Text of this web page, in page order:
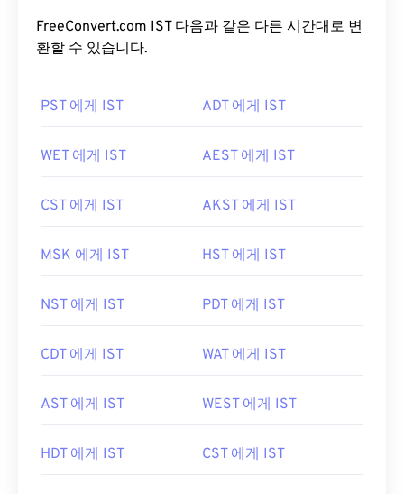
FreeConvert.com IST 다음과 같은 다른 시간대로 변
환할 수 있습니다.
PST 에게 IST ADT 에게 IST
WET 에게 IST AEST 에게 IST
CST 에게 IST AKST 에게 IST
MSK 에게 IST HST 에게 IST
NST 에게 IST PDT 에게 IST
CDT 에게 IST WAT 에게 IST
AST 에게 IST WEST 에게 IST
HDT 에게 IST CST 에게 IST